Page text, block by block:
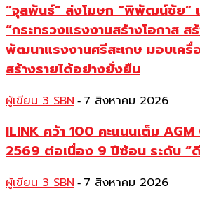
“จุลพันธ์” ส่งโฆษก “พิพัฒน์ชัย”
“กระทรวงแรงงานสร้างโอกาส ส
พัฒนาแรงงานศรีสะเกษ มอบเครื่
สร้างรายได้อย่างยั่งยืน
ผู้เขียน 3 SBN - 7 สิงหาคม 2026
ILINK คว้า 100 คะแนนเต็ม
2569 ต่อเนื่อง 9 ปีซ้อน ระดับ “
ผู้เขียน 3 SBN - 7 สิงหาคม 2026